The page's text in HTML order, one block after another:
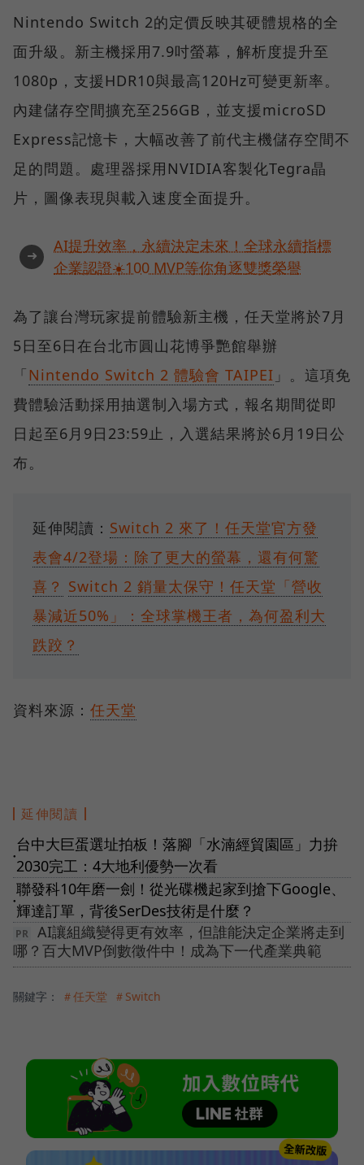
Nintendo Switch 2的定價反映其硬體規格的全
面升級。新主機採用7.9吋螢幕，解析度提升至
1080p，支援HDR10與最高120Hz可變更新率。
內建儲存空間擴充至256GB，並支援microSD
Express記憶卡，大幅改善了前代主機儲存空間不
足的問題。處理器採用NVIDIA客製化Tegra晶
片，圖像表現與載入速度全面提升。
➜
AI提升效率，永續決定未來！全球永續指標
企業認證☀️100 MVP等你角逐雙獎榮譽
為了讓台灣玩家提前體驗新主機，任天堂將於7月
5日至6日在台北市圓山花博爭艷館舉辦
「Nintendo Switch 2 體驗會 TAIPEI 」。這項免
費體驗活動採用抽選制入場方式，報名期間從即
日起至6月9日23:59止，入選結果將於6月19日公
布。
延伸閱讀： Switch 2 來了！任天堂官方發
表會4/2登場：除了更大的螢幕，還有何驚
喜？ Switch 2 銷量太保守！任天堂「營收
暴減近50%」：全球掌機王者，為何盈利大
跌跤？
資料來源： 任天堂
延伸閱讀
●
台中大巨蛋選址拍板！落腳「水湳經貿園區」力拚
2030完工：4大地利優勢一次看
●
聯發科10年磨一劍！從光碟機起家到搶下Google、
輝達訂單，背後SerDes技術是什麼？
AI讓組織變得更有效率，但誰能決定企業將走到
哪？百大MVP倒數徵件中！成為下一代產業典範
關鍵字： ＃任天堂 ＃Switch